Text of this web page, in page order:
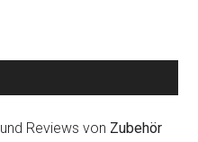
Reviews von Zubehör